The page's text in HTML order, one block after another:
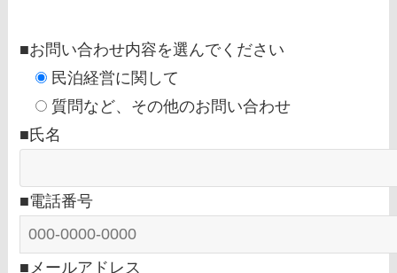
■お問い合わせ内容を選んでください
民泊経営に関して
質問など、その他のお問い合わせ
■氏名
■電話番号
■メールアドレス